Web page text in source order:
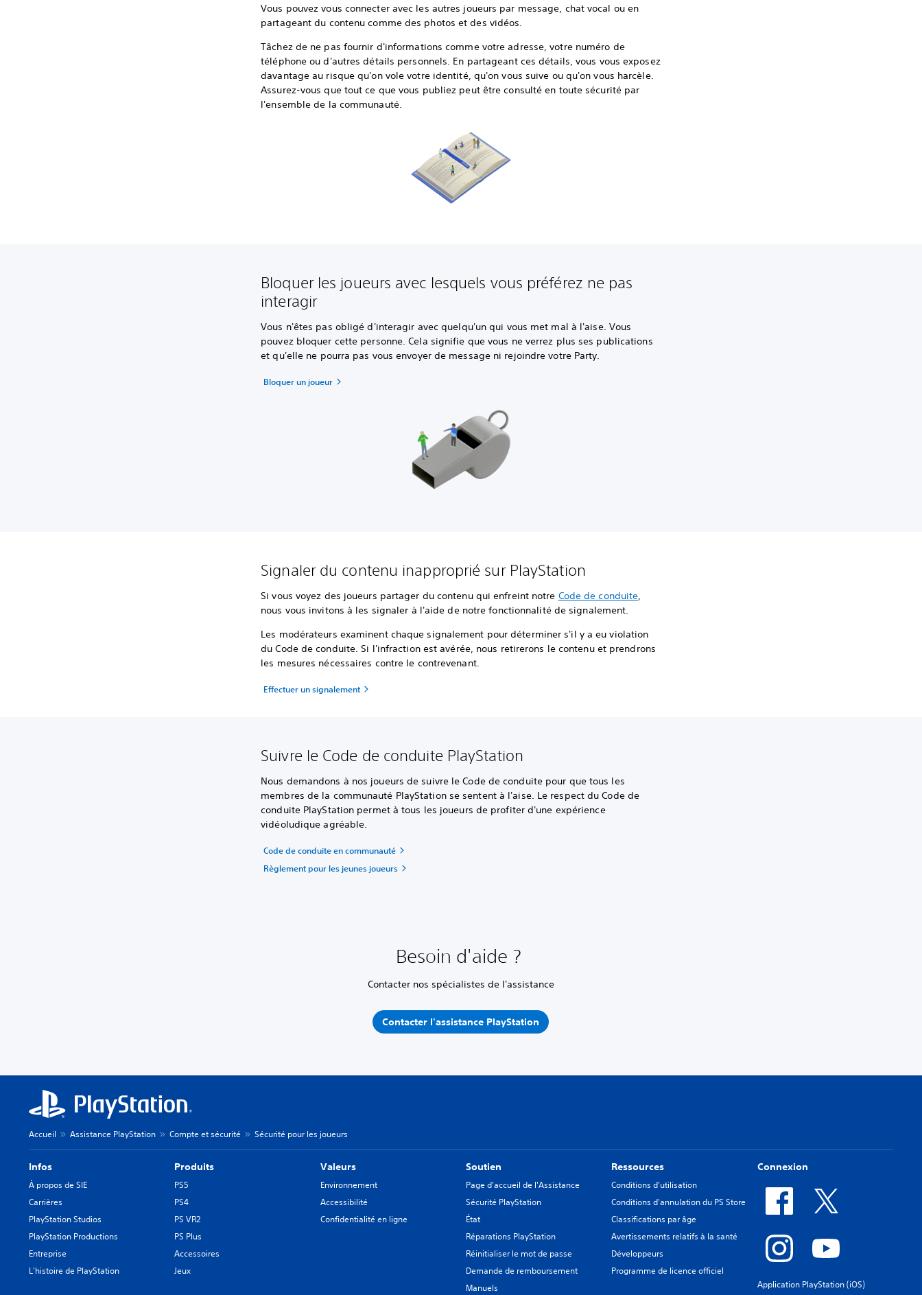
Vous pouvez vous connecter avec les autres joueurs par message, chat vocal ou en
partageant du contenu comme des photos et des vidéos.
Tâchez de ne pas fournir d'informations comme votre adresse, votre numéro de
téléphone ou d'autres détails personnels. En partageant ces détails, vous vous exposez
davantage au risque qu'on vole votre identité, qu'on vous suive ou qu'on vous harcèle.
Assurez-vous que tout ce que vous publiez peut être consulté en toute sécurité par
l'ensemble de la communauté.
Bloquer les joueurs avec lesquels vous préférez ne pas
interagir
Vous n'êtes pas obligé d'interagir avec quelqu'un qui vous met mal à l'aise. Vous
pouvez bloquer cette personne. Cela signifie que vous ne verrez plus ses publications
et qu'elle ne pourra pas vous envoyer de message ni rejoindre votre Party.
Bloquer un joueur
Signaler du contenu inapproprié sur PlayStation
Si vous voyez des joueurs partager du contenu qui enfreint notre Code de conduite,
nous vous invitons à les signaler à l'aide de notre fonctionnalité de signalement.
Les modérateurs examinent chaque signalement pour déterminer s'il y a eu violation
du Code de conduite. Si l'infraction est avérée, nous retirerons le contenu et prendrons
les mesures nécessaires contre le contrevenant.
Effectuer un signalement
Suivre le Code de conduite PlayStation
Nous demandons à nos joueurs de suivre le Code de conduite pour que tous les
membres de la communauté PlayStation se sentent à l'aise. Le respect du Code de
conduite PlayStation permet à tous les joueurs de profiter d'une expérience
vidéoludique agréable.
Code de conduite en communauté
Règlement pour les jeunes joueurs
Besoin d'aide ?
Contacter nos spécialistes de l'assistance
Contacter l'assistance PlayStation
Accueil Assistance PlayStation Compte et sécurité Sécurité pour les joueurs
Infos
À propos de SIE
Carrières
PlayStation Studios
PlayStation Productions
Entreprise
L'histoire de PlayStation
Produits
PS5
PS4
PS VR2
PS Plus
Accessoires
Jeux
Valeurs
Environnement
Accessibilité
Confidentialité en ligne
Soutien
Page d'accueil de l'Assistance
Sécurité PlayStation
État
Réparations PlayStation
Réinitialiser le mot de passe
Demande de remboursement
Manuels
Ressources
Conditions d'utilisation
Conditions d'annulation du PS Store
Classifications par âge
Avertissements relatifs à la santé
Développeurs
Programme de licence officiel
Connexion
Application PlayStation (iOS)